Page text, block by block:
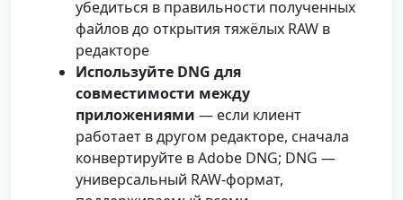
убедиться в правильности полученных
файлов до открытия тяжёлых RAW в
редакторе
Используйте DNG для
совместимости между
приложениями — если клиент
работает в другом редакторе, сначала
конвертируйте в Adobe DNG; DNG —
универсальный RAW-формат,